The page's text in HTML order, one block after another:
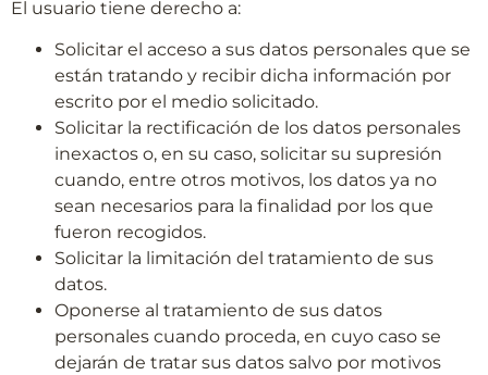
El usuario tiene derecho a:
Solicitar el acceso a sus datos personales que se
están tratando y recibir dicha información por
escrito por el medio solicitado.
Solicitar la rectificación de los datos personales
inexactos o, en su caso, solicitar su supresión
cuando, entre otros motivos, los datos ya no
sean necesarios para la finalidad por los que
fueron recogidos.
Solicitar la limitación del tratamiento de sus
datos.
Oponerse al tratamiento de sus datos
personales cuando proceda, en cuyo caso se
dejarán de tratar sus datos salvo por motivos